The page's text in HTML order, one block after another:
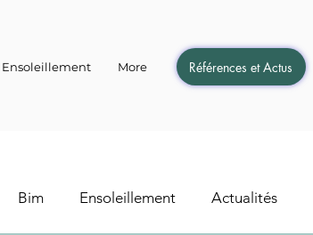
Références et Actus
Ensoleillement More
Bim Ensoleillement Actualités